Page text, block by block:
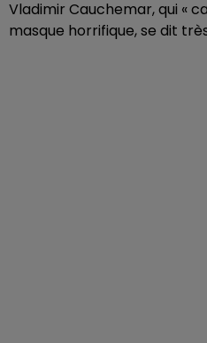
Vladimir Cauchemar, qui «
masque horrifique, se dit